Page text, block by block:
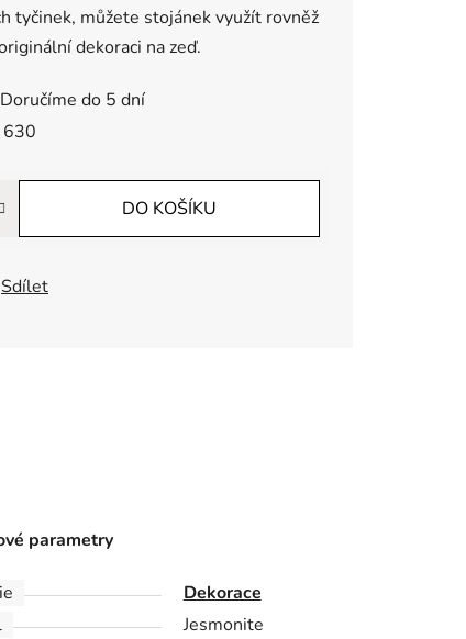
tyčinek, můžete stojánek využít rovněž
dekoraci na zeď.
Doručíme do 5 dní
630
DO KOŠÍKU
Sdílet
parametry
Dekorace
Jesmonite